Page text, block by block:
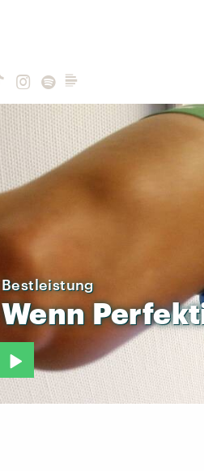
Bestleistung
Wenn